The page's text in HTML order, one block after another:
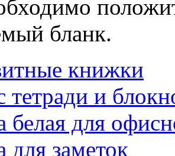
бланк.
книжки
тетради и
белая для
для заметок